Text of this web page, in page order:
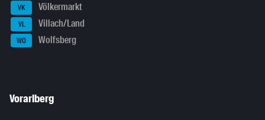
VK Völkermarkt
VL Villach/Land
WO Wolfsberg
Vorarlberg